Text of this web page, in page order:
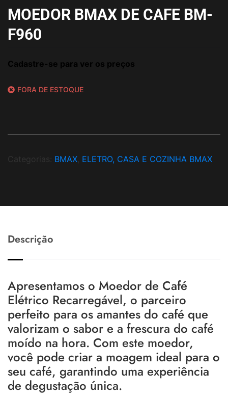
MOEDOR BMAX DE CAFE BM-
F960
Cadastre-se para ver os preços
FORA DE ESTOQUE
Categorias: BMAX ELETRO, CASA E COZINHA BMAX
Descrição
Apresentamos o Moedor de Café
Elétrico Recarregável, o parceiro
perfeito para os amantes do café que
valorizam o sabor e a frescura do café
moído na hora. Com este moedor,
você pode criar a moagem ideal para o
seu café, garantindo uma experiência
de degustação única.